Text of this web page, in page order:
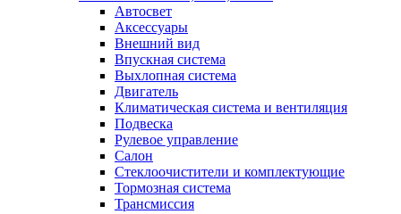
Автосвет
Аксессуары
Внешний вид
Впускная система
Выхлопная система
Двигатель
Климатическая система и вентиляция
Подвеска
Рулевое управление
Салон
Стеклоочистители и комплектующие
Тормозная система
Трансмиссия